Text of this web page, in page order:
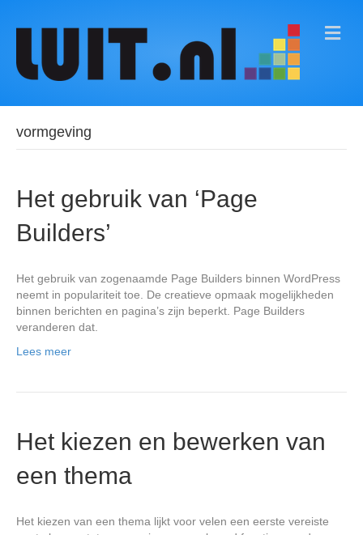
M
E
vormgeving
Het gebruik van ‘Page
Builders’
Het gebruik van zogenaamde Page Builders binnen WordPress
neemt in populariteit toe. De creatieve opmaak mogelijkheden
binnen berichten en pagina’s zijn beperkt. Page Builders
veranderen dat.
Lees meer
Het kiezen en bewerken van
een thema
Het kiezen van een thema lijkt voor velen een eerste vereiste